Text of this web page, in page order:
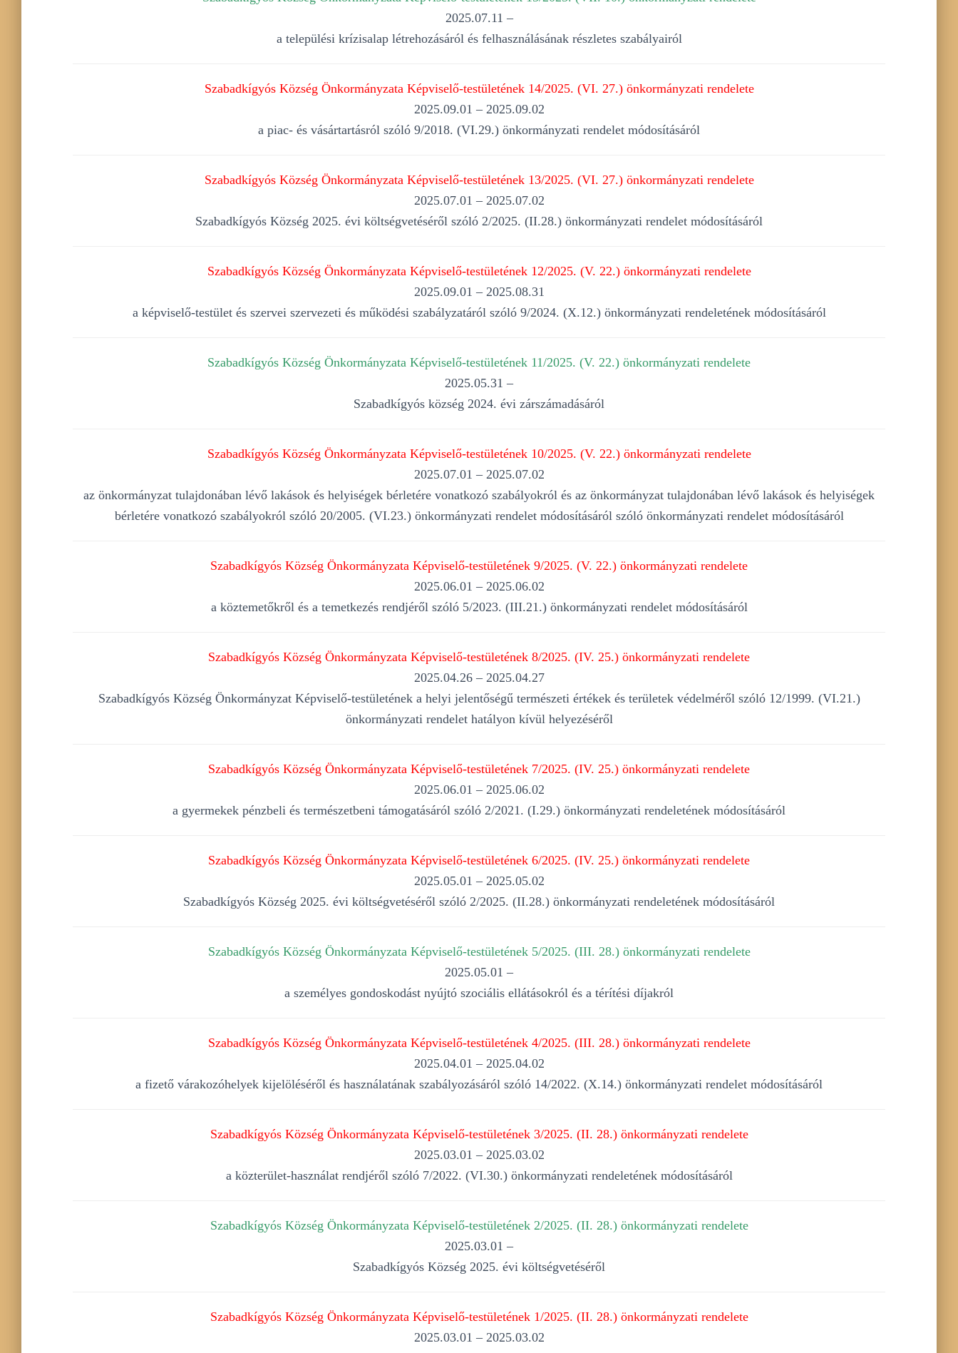
2025.07.11 –
a települési krízisalap létrehozásáról és felhasználásának részletes szabályairól
Szabadkígyós Község Önkormányzata Képviselő-testületének 14/2025. (VI. 27.) önkormányzati rendelete
2025.09.01 – 2025.09.02
a piac- és vásártartásról szóló 9/2018. (VI.29.) önkormányzati rendelet módosításáról
Szabadkígyós Község Önkormányzata Képviselő-testületének 13/2025. (VI. 27.) önkormányzati rendelete
2025.07.01 – 2025.07.02
Szabadkígyós Község 2025. évi költségvetéséről szóló 2/2025. (II.28.) önkormányzati rendelet módosításáról
Szabadkígyós Község Önkormányzata Képviselő-testületének 12/2025. (V. 22.) önkormányzati rendelete
2025.09.01 – 2025.08.31
a képviselő-testület és szervei szervezeti és működési szabályzatáról szóló 9/2024. (X.12.) önkormányzati rendeletének módosításáról
Szabadkígyós Község Önkormányzata Képviselő-testületének 11/2025. (V. 22.) önkormányzati rendelete
2025.05.31 –
Szabadkígyós község 2024. évi zárszámadásáról
Szabadkígyós Község Önkormányzata Képviselő-testületének 10/2025. (V. 22.) önkormányzati rendelete
2025.07.01 – 2025.07.02
az önkormányzat tulajdonában lévő lakások és helyiségek bérletére vonatkozó szabályokról és az önkormányzat tulajdonában lévő lakások és helyiségek
bérletére vonatkozó szabályokról szóló 20/2005. (VI.23.) önkormányzati rendelet módosításáról szóló önkormányzati rendelet módosításáról
Szabadkígyós Község Önkormányzata Képviselő-testületének 9/2025. (V. 22.) önkormányzati rendelete
2025.06.01 – 2025.06.02
a köztemetőkről és a temetkezés rendjéről szóló 5/2023. (III.21.) önkormányzati rendelet módosításáról
Szabadkígyós Község Önkormányzata Képviselő-testületének 8/2025. (IV. 25.) önkormányzati rendelete
2025.04.26 – 2025.04.27
Szabadkígyós Község Önkormányzat Képviselő-testületének a helyi jelentőségű természeti értékek és területek védelméről szóló 12/1999. (VI.21.)
önkormányzati rendelet hatályon kívül helyezéséről
Szabadkígyós Község Önkormányzata Képviselő-testületének 7/2025. (IV. 25.) önkormányzati rendelete
2025.06.01 – 2025.06.02
a gyermekek pénzbeli és természetbeni támogatásáról szóló 2/2021. (I.29.) önkormányzati rendeletének módosításáról
Szabadkígyós Község Önkormányzata Képviselő-testületének 6/2025. (IV. 25.) önkormányzati rendelete
2025.05.01 – 2025.05.02
Szabadkígyós Község 2025. évi költségvetéséről szóló 2/2025. (II.28.) önkormányzati rendeletének módosításáról
Szabadkígyós Község Önkormányzata Képviselő-testületének 5/2025. (III. 28.) önkormányzati rendelete
2025.05.01 –
a személyes gondoskodást nyújtó szociális ellátásokról és a térítési díjakról
Szabadkígyós Község Önkormányzata Képviselő-testületének 4/2025. (III. 28.) önkormányzati rendelete
2025.04.01 – 2025.04.02
a fizető várakozóhelyek kijelöléséről és használatának szabályozásáról szóló 14/2022. (X.14.) önkormányzati rendelet módosításáról
Szabadkígyós Község Önkormányzata Képviselő-testületének 3/2025. (II. 28.) önkormányzati rendelete
2025.03.01 – 2025.03.02
a közterület-használat rendjéről szóló 7/2022. (VI.30.) önkormányzati rendeletének módosításáról
Szabadkígyós Község Önkormányzata Képviselő-testületének 2/2025. (II. 28.) önkormányzati rendelete
2025.03.01 –
Szabadkígyós Község 2025. évi költségvetéséről
Szabadkígyós Község Önkormányzata Képviselő-testületének 1/2025. (II. 28.) önkormányzati rendelete
2025.03.01 – 2025.03.02